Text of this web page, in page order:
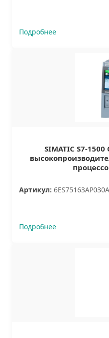
Подробнее
SIMATIC S7-1500
Артикул:
Подробнее